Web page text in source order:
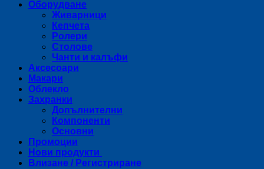
Оборудване
Живарници
Кепчета
Ролери
Столове
Чанти и калъфи
Аксесоари
Макари
Облекло
Захранки
Допълнителни
Компоненти
Основни
Промоции
Нови продукти
Влизане / Регистриране